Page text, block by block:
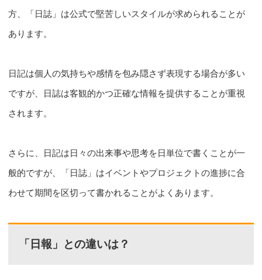
方、「日誌」は公式で堅苦しいスタイルが求められることが
あります。
日記は個人の気持ちや感情を包み隠さず表現する場合が多い
ですが、日誌は客観的かつ正確な情報を提供することが重視
されます。
さらに、日記は日々の出来事や思考を日単位で書くことが一
般的ですが、「日誌」はイベントやプロジェクトの進捗に合
わせて期間を区切って書かれることがよくあります。
「日報」との違いは？